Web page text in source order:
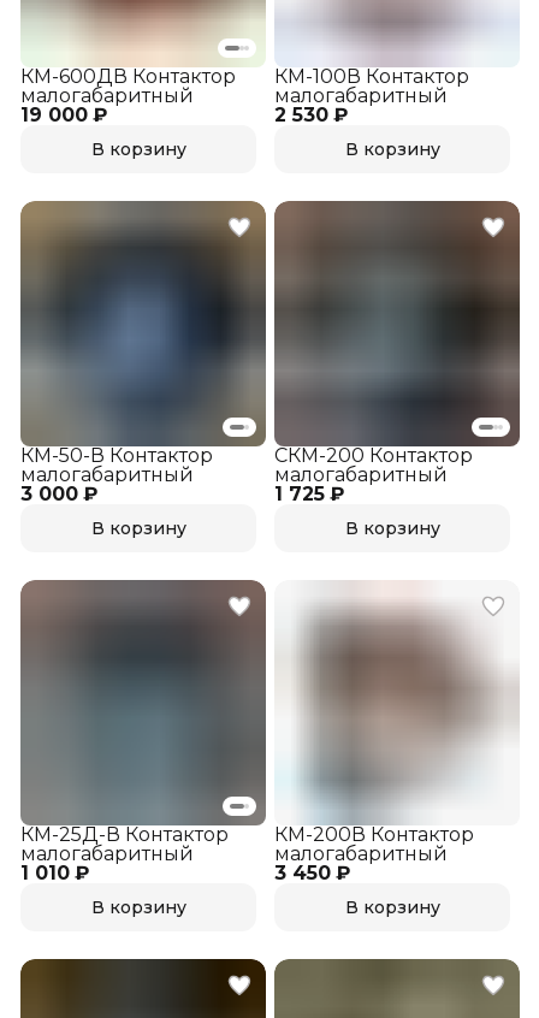
19 000 ₽
КМ-600ДВ Контактор
малогабаритный
В корзину
2 530 ₽
КМ-100В Контактор
малогабаритный
В корзину
3 000 ₽
КМ-50-В Контактор
малогабаритный
В корзину
1 725 ₽
СКМ-200 Контактор
малогабаритный
В корзину
1 010 ₽
КМ-25Д-В Контактор
малогабаритный
В корзину
3 450 ₽
КМ-200В Контактор
малогабаритный
В корзину